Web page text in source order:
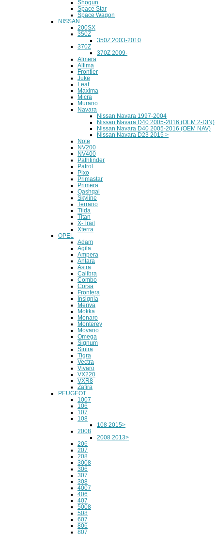
Shogun
Space Star
Space Wagon
NISSAN
200SX
350Z
350Z 2003-2010
370Z
370Z 2009-
Almera
Altima
Frontier
Juke
Leaf
Maxima
Micra
Murano
Navara
Nissan Navara 1997-2004
Nissan Navara D40 2005-2016 (OEM 2-DIN)
Nissan Navara D40 2005-2016 (OEM NAV)
Nissan Navara D23 2015 >
Note
NV200
NV400
Pathfinder
Patrol
Pixo
Primastar
Primera
Qashqai
Skyline
Terrano
Tiida
Titan
X-Trail
Xterra
OPEL
Adam
Agila
Ampera
Antara
Astra
Calibra
Combo
Corsa
Frontera
Insignia
Meriva
Mokka
Monaro
Monterey
Movano
Omega
Signum
Sintra
Tigra
Vectra
Vivaro
VX220
VXR8
Zafira
PEUGEOT
1007
106
107
108
108 2015>
2008
2008 2013>
206
207
208
3008
306
307
308
4007
406
407
5008
508
607
806
807